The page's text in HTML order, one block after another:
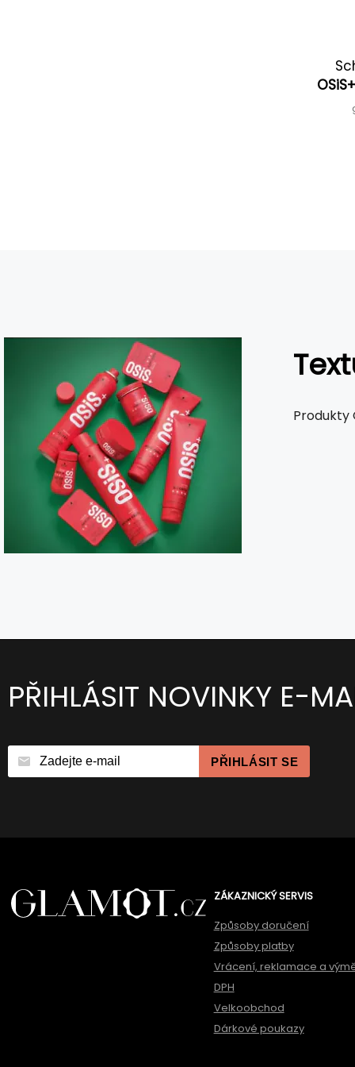
Produkty
PŘIHLÁSIT NOVINKY E-
PŘIHLÁSIT SE
ZÁKAZNICKÝ SERVIS
Způsoby doručení
Způsoby platby
Vrácení, reklamace a
DPH
Velkoobchod
Dárkové poukazy